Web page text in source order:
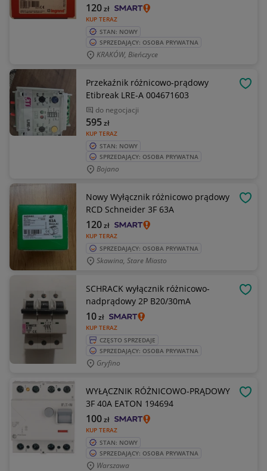
KUP TERAZ
120zł
STAN: NOWY
SPRZEDAJĄCY: OSOBA PRYWATNA
KRAKÓW, Bieńczyce
Przekaźnik różnicowo-prądowy
Etibreak LRE-A 004671603
do negocjacji
KUP TERAZ
595zł
STAN: NOWY
SPRZEDAJĄCY: OSOBA PRYWATNA
Bojano
Nowy Wyłącznik różnicowo prądowy
RCD Schneider 3F 63A
KUP TERAZ
120zł
SPRZEDAJĄCY: OSOBA PRYWATNA
Skawina, Stare Miasto
SCHRACK wyłącznik różnicowo-
nadprądowy 2P B20/30mA
KUP TERAZ
10zł
CZĘSTO SPRZEDAJE
SPRZEDAJĄCY: OSOBA PRYWATNA
Gryfino
WYŁĄCZNIK RÓŻNICOWO-PRĄDOWY
3F 40A EATON 194694
KUP TERAZ
100zł
STAN: NOWY
SPRZEDAJĄCY: OSOBA PRYWATNA
Warszawa